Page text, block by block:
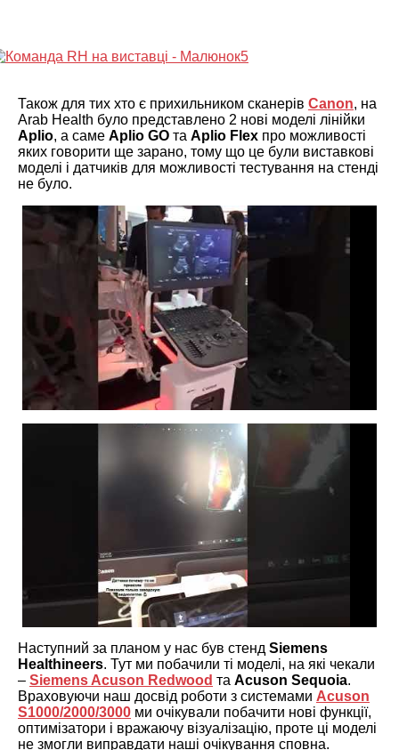
Також для тих хто є прихильником сканерів Canon, на
Arab Health було представлено 2 нові моделі лінійки
Aplio, а саме Aplio GO та Aplio Flex про можливості
яких говорити ще зарано, тому що це були виставкові
моделі і датчиків для можливості тестування на стенді
не було.
Наступний за планом у нас був стенд Siemens
Healthineers. Тут ми побачили ті моделі, на які чекали
– Siemens Acuson Redwood та Acuson Sequoia.
Враховуючи наш досвід роботи з системами Acuson
S1000/2000/3000 ми очікували побачити нові функції,
оптимізатори і вражаючу візуалізацію, проте ці моделі
не змогли виправдати наші очікування сповна.